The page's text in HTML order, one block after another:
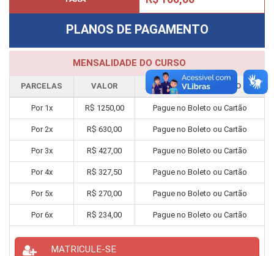
PLANOS DE PAGAMENTO
MENSALIDADE DO CURSO
PARCELAS VALOR FORMA PAGAMENTO
Por 1x R$ 1250,00 Pague no Boleto ou Cartão
Por2x R$ 630,00 Pague no Boleto ou Cartão
Por 3x R$ 427,00 Pague no Boleto ou Cartão
Por4x R$ 327,50 Pague no Boleto ou Cartão
Por 5x R$ 270,00 Pague no Boleto ou Cartão
Por6x R$ 234,00 Pague no Boleto ou Cartão
MATRICULE-SE